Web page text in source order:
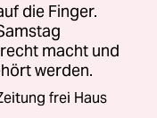
die Finger.
macht und
werden.
frei Haus